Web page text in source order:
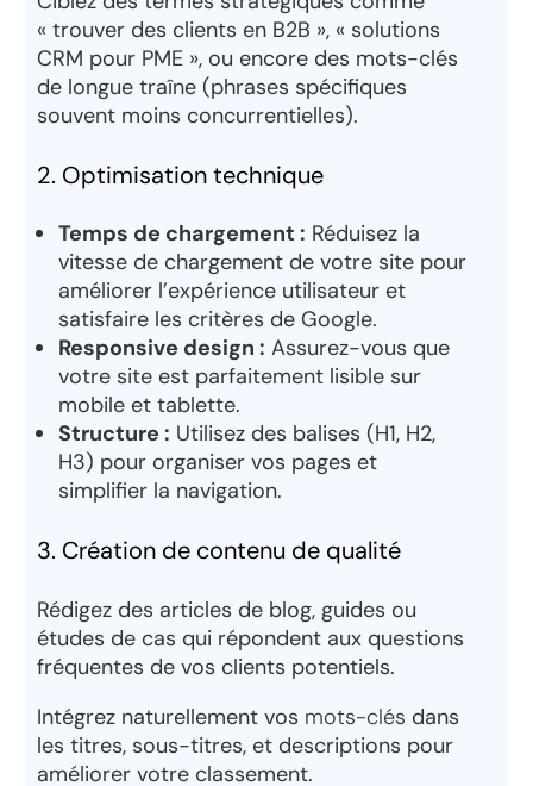
« trouver des clients en B2B », « solutions
CRM pour PME », ou encore des mots-clés
de longue traîne (phrases spécifiques
souvent moins concurrentielles).
2. Optimisation technique
Temps de chargement : Réduisez la
vitesse de chargement de votre site pour
améliorer l’expérience utilisateur et
satisfaire les critères de Google.
Responsive design : Assurez-vous que
votre site est parfaitement lisible sur
mobile et tablette.
Structure : Utilisez des balises (H1, H2,
H3) pour organiser vos pages et
simplifier la navigation.
3. Création de contenu de qualité
Rédigez des articles de blog, guides ou
études de cas qui répondent aux questions
fréquentes de vos clients potentiels.
Intégrez naturellement vos mots-clés dans
les titres, sous-titres, et descriptions pour
améliorer votre classement.